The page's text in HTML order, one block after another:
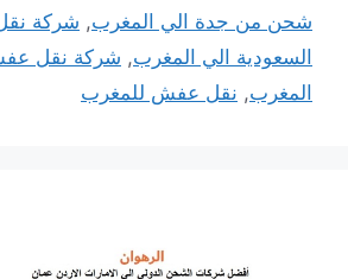
شحن من جدة الي المغرب, شركة
السعودية الي المغرب, شركة نقل
المغرب, نقل عفش للمغرب